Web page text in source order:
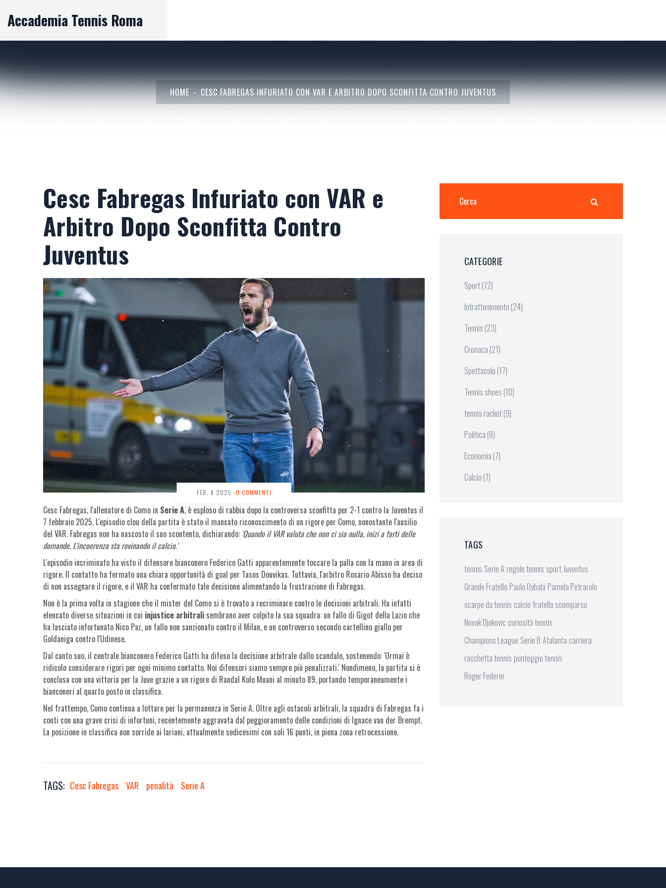
Accademia Tennis Roma
HOME CESC FABREGAS INFURIATO CON VAR E ARBITRO DOPO SCONFITTA CONTRO JUVENTUS
Cesc Fabregas Infuriato con VAR e
Arbitro Dopo Sconfitta Contro
Juventus
FEB, 8 2025 -0 COMMENTI
Cesc Fabregas, l'allenatore di Como in Serie A, è esploso di rabbia dopo la controversa sconfitta per 2-1 contro la Juventus il
7 febbraio 2025. L'episodio clou della partita è stato il mancato riconoscimento di un rigore per Como, nonostante l'ausilio
del VAR. Fabregas non ha nascosto il suo scontento, dichiarando: 'Quando il VAR valuta che non ci sia nulla, inizi a farti delle
domande. L'incoerenza sta rovinando il calcio.'
L'episodio incriminato ha visto il difensore bianconero Federico Gatti apparentemente toccare la palla con la mano in area di
rigore. Il contatto ha fermato una chiara opportunità di goal per Tasos Douvikas. Tuttavia, l'arbitro Rosario Abisso ha deciso
di non assegnare il rigore, e il VAR ha confermato tale decisione alimentando la frustrazione di Fabregas.
Non è la prima volta in stagione che il mister del Como si è trovato a recriminare contro le decisioni arbitrali. Ha infatti
elencato diverse situazioni in cui injustice arbitrali sembrano aver colpito la sua squadra: un fallo di Gigot della Lazio che
ha lasciato infortunato Nico Paz, un fallo non sanzionato contro il Milan, e un controverso secondo cartellino giallo per
Goldaniga contro l'Udinese.
Dal canto suo, il centrale bianconero Federico Gatti ha difeso la decisione arbitrale dallo scandalo, sostenendo: 'Ormai è
ridicolo considerare rigori per ogni minimo contatto. Noi difensori siamo sempre più penalizzati.' Nondimeno, la partita si è
conclusa con una vittoria per la Juve grazie a un rigore di Randal Kolo Muani al minuto 89, portando temporaneamente i
bianconeri al quarto posto in classifica.
Nel frattempo, Como continua a lottare per la permanenza in Serie A. Oltre agli ostacoli arbitrali, la squadra di Fabregas fa i
conti con una grave crisi di infortuni, recentemente aggravata dal peggioramento delle condizioni di Ignace van der Brempt.
La posizione in classifica non sorride ai lariani, attualmente sedicesimi con soli 16 punti, in piena zona retrocessione.
TAGS: Cesc Fabregas VAR penalità Serie A
CATEGORIE
Sport(72)
Intrattenimento (24)
Tennis (23)
Cronaca (21)
Spettacolo (17)
Tennis shoes (10)
tennis racket(9)
Politica (8)
Economia (7)
Calcio (7)
TAGS
tennis Serie A regole tennis sportJuventus
Grande Fratello Paulo Dybala Pamela Petrarolo
scarpe da tennis calcio fratello scomparso
Novak Djokovic curiosità tennis
Champions League Serie B Atalanta carriera
racchetta tennis punteggio tennis
Roger Federer